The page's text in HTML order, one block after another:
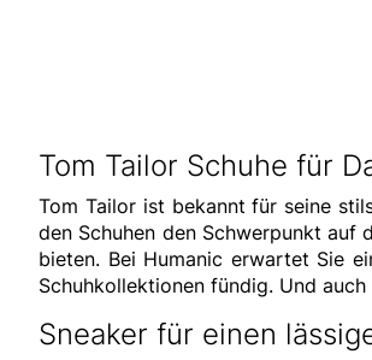
Tom Tailor Schuhe für
Tom Tailor ist bekannt für seine
den Schuhen den Schwerpunkt auf
bieten. Bei Humanic erwartet Sie
Schuhkollektionen fündig. Und
Sneaker für einen